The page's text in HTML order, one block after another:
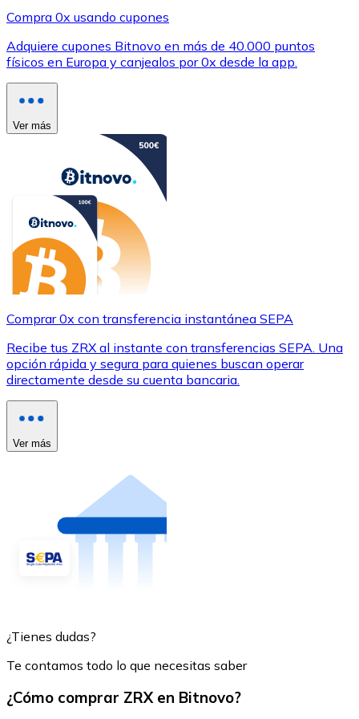
Compra 0x usando cupones
Adquiere cupones Bitnovo en más de 40.000 puntos
físicos en Europa y canjealos por 0x desde la app.
Ver más
Comprar 0x con transferencia instantánea SEPA
Recibe tus ZRX al instante con transferencias SEPA. Una
opción rápida y segura para quienes buscan operar
directamente desde su cuenta bancaria.
Ver más
¿Tienes dudas?
Te contamos todo lo que necesitas saber
¿Cómo comprar ZRX en Bitnovo?